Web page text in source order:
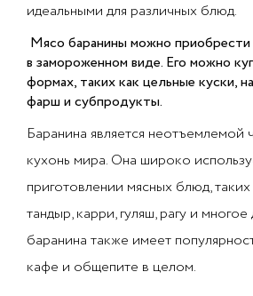
идеальными для различных блюд.
Мясо баранины можно приобрести
в замороженном виде. Его можно
формах, таких как цельные куски,
фарш и субпродукты.
Баранина является неотъемлемой
кухонь мира. Она широко
приготовлении мясных блюд,
тандыр, карри, гуляш, рагу и
баранина также имеет
кафе и общепите в целом.